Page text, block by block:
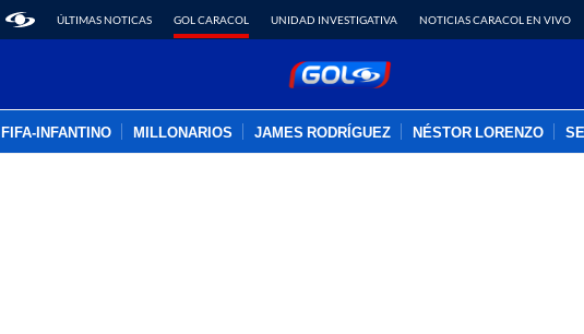
ÚLTIMAS NOTICAS GOL CARACOL UNIDAD INVESTIGATIVA NOTICIAS CARACOL EN VIVO
FIFA-INFANTINO MILLONARIOS JAMES RODRÍGUEZ NÉSTOR LORENZO